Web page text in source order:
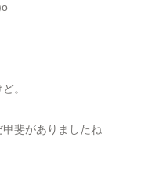
。
斐がありましたね